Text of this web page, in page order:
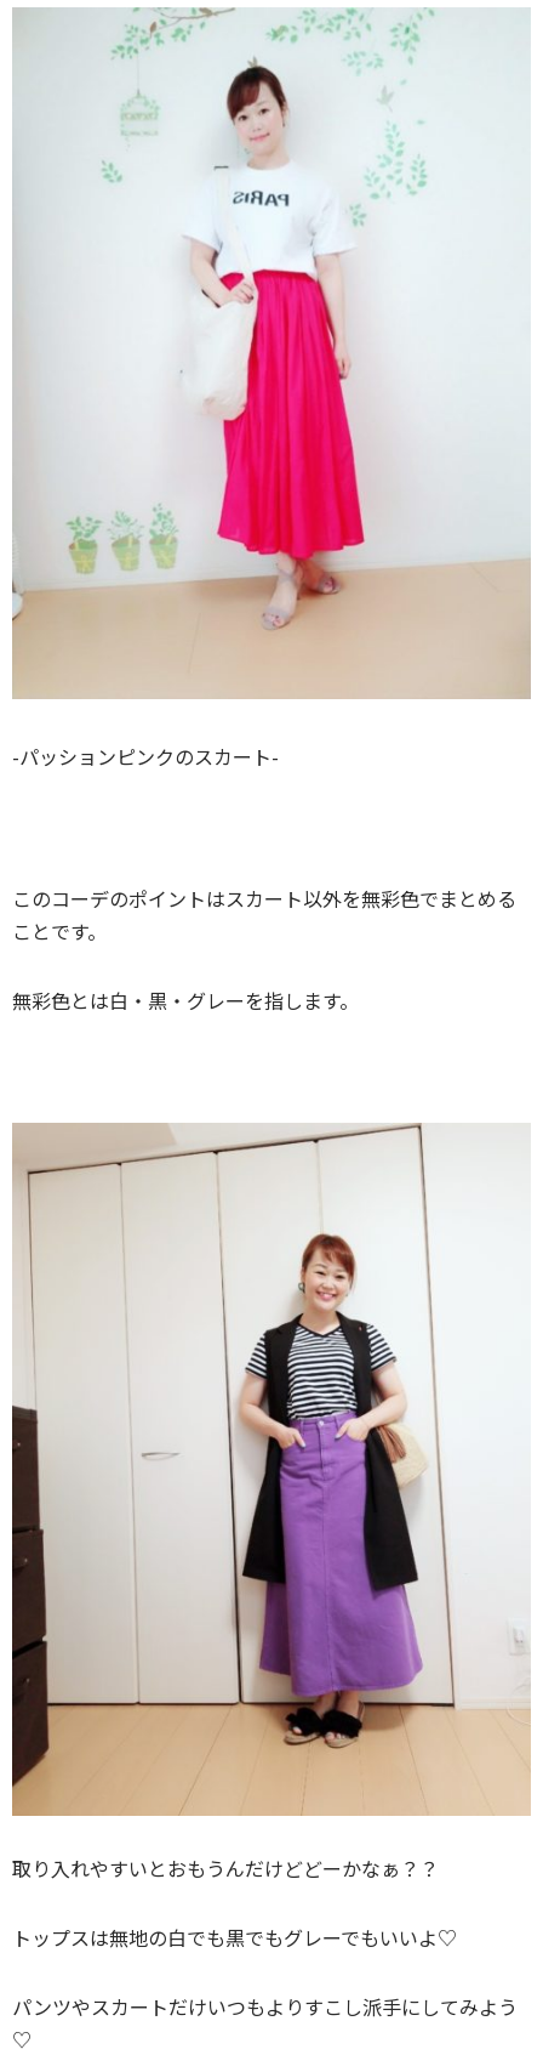
-パッションピンクのスカート-
このコーデのポイントはスカート以外を無彩色でまとめる
ことです。
無彩色とは白・黒・グレーを指します。
取り入れやすいとおもうんだけどどーかなぁ？？
トップスは無地の白でも黒でもグレーでもいいよ♡
パンツやスカートだけいつもよりすこし派手にしてみよう
♡